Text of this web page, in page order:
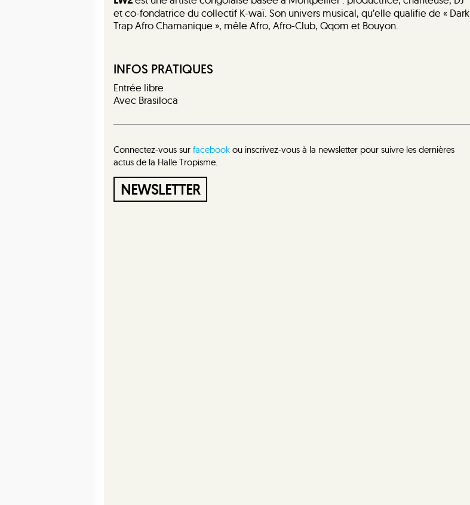
et co-fondatrice du collectif K-waï. Son univers musical, qu’elle qualifie de « Dark
Trap Afro Chamanique », mêle Afro, Afro-Club, Qqom et Bouyon.
INFOS PRATIQUES
Entrée libre
Avec Brasiloca
Connectez-vous sur facebook ou inscrivez-vous à la newsletter pour suivre les dernières
actus de la Halle Tropisme.
NEWSLETTER